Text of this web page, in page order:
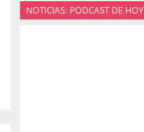
NOTICIAS: PODCAST DE HOY